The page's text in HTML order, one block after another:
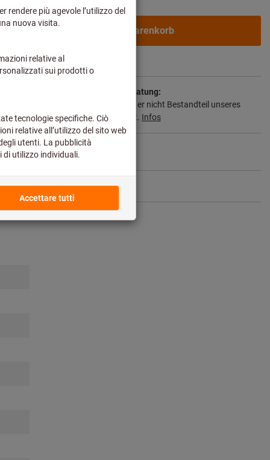
In den Warenkorb
3 Wochen
Lieferzeit und eingeschränkte Beratung:
wir für Sie direkt beim Hersteller, da er nicht Bestandteil unseres
somit nicht bei uns auf Lager liegt. Infos
teilen